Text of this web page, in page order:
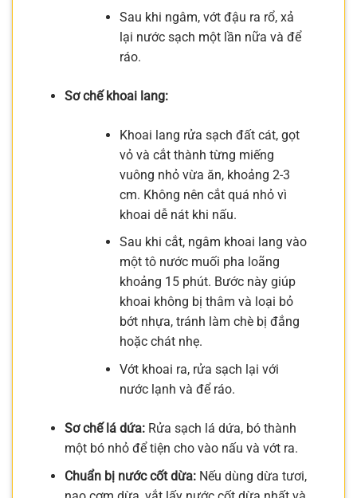
Sau khi ngâm, vớt đậu ra rổ, xả
lại nước sạch một lần nữa và để
ráo.
Sơ chế khoai lang:
Khoai lang rửa sạch đất cát, gọt
vỏ và cắt thành từng miếng
vuông nhỏ vừa ăn, khoảng 2-3
cm. Không nên cắt quá nhỏ vì
khoai dễ nát khi nấu.
Sau khi cắt, ngâm khoai lang vào
một tô nước muối pha loãng
khoảng 15 phút. Bước này giúp
khoai không bị thâm và loại bỏ
bớt nhựa, tránh làm chè bị đắng
hoặc chát nhẹ.
Vớt khoai ra, rửa sạch lại với
nước lạnh và để ráo.
Sơ chế lá dứa:Rửa sạch lá dứa, bó thành
một bó nhỏ để tiện cho vào nấu và vớt ra.
Chuẩn bị nước cốt dừa:Nếu dùng dừa tươi,